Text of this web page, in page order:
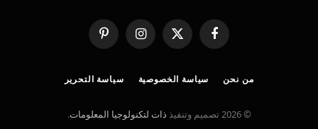
فيسبوك
X
(Twitter)
الانستغرامبينتيريست
من نحن سياسة الخصوصية سياسة التحرير
© 2026 تصميم وتنفيذ ذات لتكنولوجيا المعلومات.